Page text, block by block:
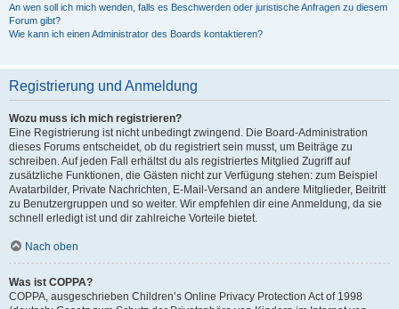
An wen soll ich mich wenden, falls es Beschwerden oder juristische Anfragen zu diesem
Forum gibt?
Wie kann ich einen Administrator des Boards kontaktieren?
Registrierung und Anmeldung
Wozu muss ich mich registrieren?
Eine Registrierung ist nicht unbedingt zwingend. Die Board-Administration
dieses Forums entscheidet, ob du registriert sein musst, um Beiträge zu
schreiben. Auf jeden Fall erhältst du als registriertes Mitglied Zugriff auf
zusätzliche Funktionen, die Gästen nicht zur Verfügung stehen: zum Beispiel
Avatarbilder, Private Nachrichten, E-Mail-Versand an andere Mitglieder, Beitritt
zu Benutzergruppen und so weiter. Wir empfehlen dir eine Anmeldung, da sie
schnell erledigt ist und dir zahlreiche Vorteile bietet.
Nach oben
Was ist COPPA?
COPPA, ausgeschrieben Children’s Online Privacy Protection Act of 1998